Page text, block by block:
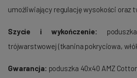
umożliwiający regulację wysokości oraz
Szycie i wykończenie:
trójwarstwowej (tkanina pokryciowa,
Gwarancja: poduszka 40x40 AMZ